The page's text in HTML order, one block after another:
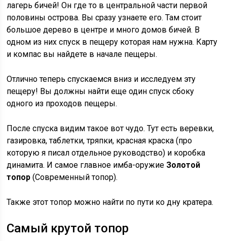
лагерь бичей! Он где то в центральной части первой
половины острова. Вы сразу узнаете его. Там стоит
большое дерево в центре и много домов бичей. В
одном из них спуск в пещеру которая нам нужна. Карту
и компас вы найдете в начале пещеры.
Отлично теперь спускаемся вниз и исследуем эту
пещеру! Вы должны найти еще один спуск сбоку
одного из проходов пещеры.
После спуска видим такое вот чудо. Тут есть веревки,
газировка, таблетки, тряпки, красная краска (про
которую я писал отдельное руководство) и коробка
динамита. И самое главное имба-оружие Золотой
топор (Современный топор).
Также этот топор можно найти по пути ко дну кратера.
Самый крутой топор